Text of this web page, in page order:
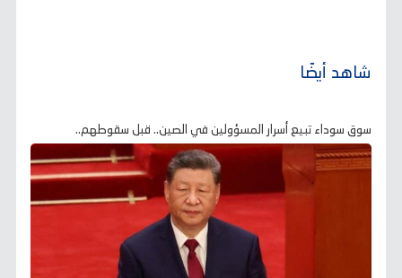
شاهد أيضًا
سوق سوداء تبيع أسرار المسؤولين في الصين.. قبل سقوطهم..